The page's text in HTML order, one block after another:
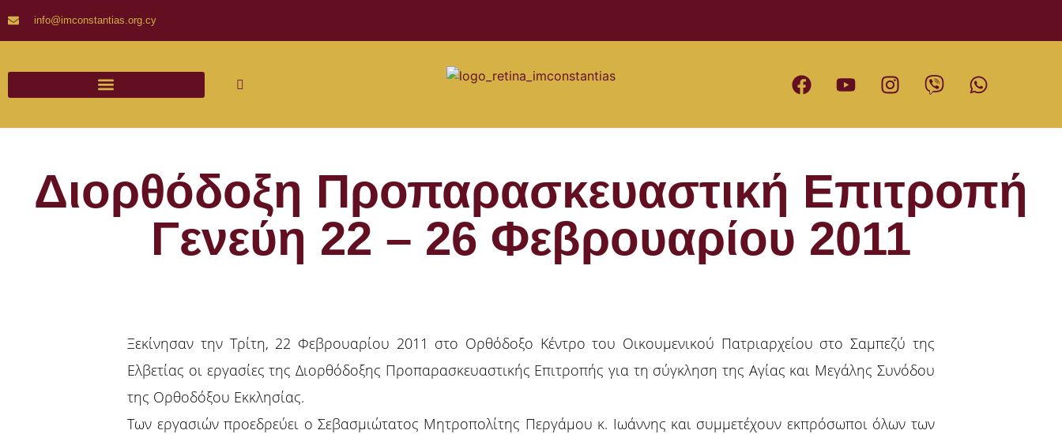
info@imconstantias.org.cy
Διορθόδοξη Προπαρασκευαστική Επιτροπή
Γενεύη 22 – 26 Φεβρουαρίου 2011
Ξεκίνησαν την Τρίτη, 22 Φεβρουαρίου 2011 στο Ορθόδοξο Κέντρο του Οικουμενικού Πατριαρχείου στο Σαμπεζύ της
Ελβετίας οι εργασίες της Διορθόδοξης Προπαρασκευαστικής Επιτροπής για τη σύγκληση της Αγίας και Μεγάλης Συνόδου
της Ορθοδόξου Εκκλησίας.
Των εργασιών προεδρεύει ο Σεβασμιώτατος Μητροπολίτης Περγάμου κ. Ιωάννης και συμμετέχουν εκπρόσωποι όλων των